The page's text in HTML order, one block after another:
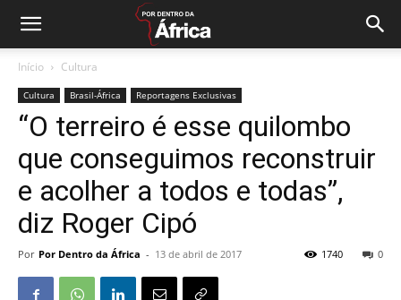
Início Cultura
Cultura Brasil-África Reportagens Exclusivas
“O terreiro é esse quilombo
que conseguimos reconstruir
e acolher a todos e todas”,
diz Roger Cipó
Por Por Dentro da África - 13 de abril de 2017 0
1740